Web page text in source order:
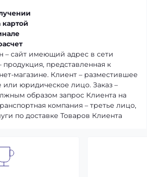
– сайт имеющий адрес в сети
продукция, представленная к
магазине. Клиент – разместившее
или юридическое лицо. Заказ –
образом запрос Клиента на
компания – третье лицо,
по доставке Товаров Клиента